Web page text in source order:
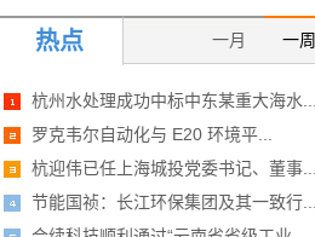
热点 一周
一月
杭州水处理成功中标中东某重大海水...
罗克韦尔自动化与 E20 环境平...
杭迎伟已任上海城投党委书记、董事...
节能国祯：长江环保集团及其一致行...